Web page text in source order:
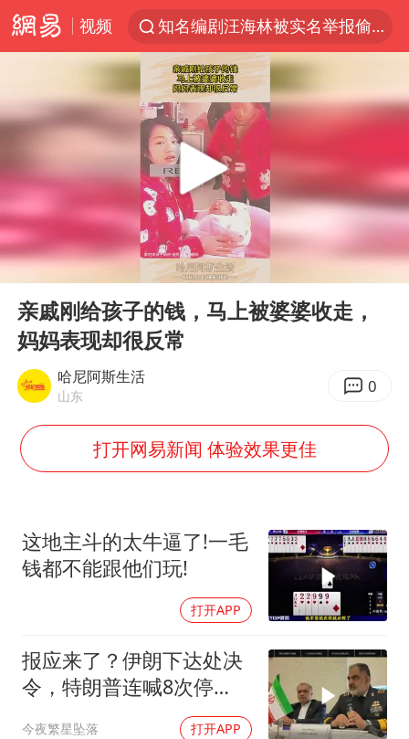
视频
知名编剧汪海林被实名举报偷税漏税
解锁各地夏日限定体验
金饰克价一夜涨回1300元
河南重大刑事案嫌疑人落网
峰哥 汪海林
西湖突现狂风暴雨 游客瞬间被浇透
富婆带资进组给自己硬加60多场吻戏
白海豚将正面袭击贯穿浙江
牛津大学一纸声明甩不了锅
网传《披荆斩棘2026》名单
女主硬加吻戏短剧已下架
浙江台州《告全体市民书》
香港宏福苑火灾或由烟头引起
人民的健康、体质、幸福一脉相承
Play
00:00 00:10
亲戚刚给孩子的钱，马上被婆婆收走，
妈妈表现却很反常
哈尼阿斯生活
山东 0
打开网易新闻 体验效果更佳
这地主斗的太牛逼了!一毛
钱都不能跟他们玩!
打开APP
报应来了？伊朗下达处决
令，特朗普连喊8次停
手，海外资产遭清算
今夜繁星坠落 打开APP